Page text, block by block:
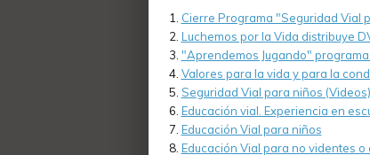
Cierre Programa "Seguridad Vial
Luchemos por la Vida distribuye
"Aprendemos Jugando"
Valores para la vida y para la
Seguridad Vial para niños (Videos)
Educación vial. Experiencia en
Educación Vial para niños
Educación Vial para no videntes o